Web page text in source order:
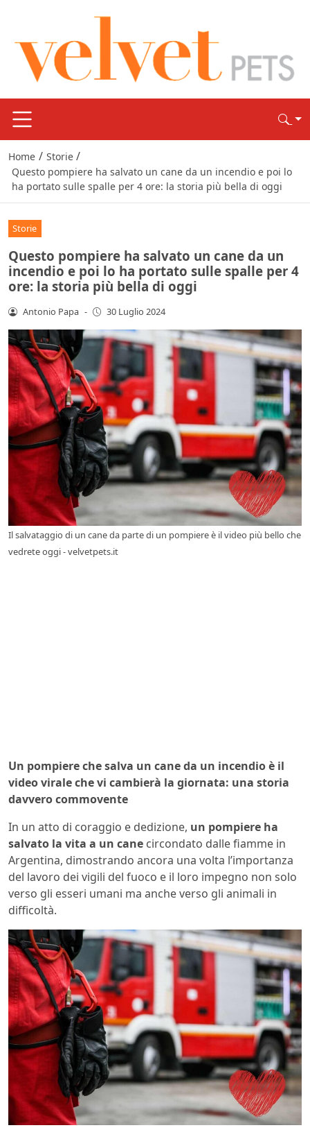
Home / Storie /
Questo pompiere ha salvato un cane da un incendio e poi lo
ha portato sulle spalle per 4 ore: la storia più bella di oggi
Storie
Questo pompiere ha salvato un cane da un
incendio e poi lo ha portato sulle spalle per 4
ore: la storia più bella di oggi
Antonio Papa - 30 Luglio 2024
Il salvataggio di un cane da parte di un pompiere è il video più bello che
vedrete oggi - velvetpets.it
Un pompiere che salva un cane da un incendio è il
video virale che vi cambierà la giornata: una storia
davvero commovente
In un atto di coraggio e dedizione, un pompiere ha
salvato la vita a un cane circondato dalle fiamme in
Argentina, dimostrando ancora una volta l’importanza
del lavoro dei vigili del fuoco e il loro impegno non solo
verso gli esseri umani ma anche verso gli animali in
difficoltà.